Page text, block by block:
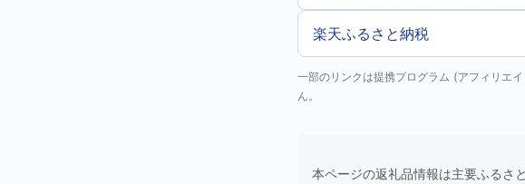
楽天ふるさと納税
一部のリンクは提携プログラム (アフィリエ
ん。
本ページの返礼品情報は主要ふるさ